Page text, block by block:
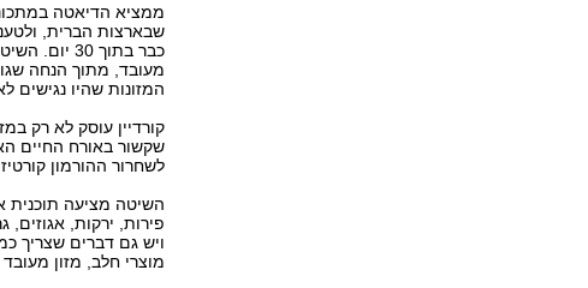
ממציא הדיאטה
שבארצות הברית,
כבר בתוך
מעובד, מתוך הנחה
המזונות שהיו נגישים
קורדיין עוסק לא רק
שקשור באורח החיים
לשחרור ההורמון
השיטה מציעה תוכנית
פירות, ירקות, אגוזים,
ויש גם דברים שצריך
מוצרי חלב, מזון מעובד